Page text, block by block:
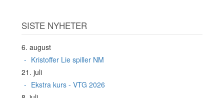
SISTE NYHETER
6. august
Kristoffer Lie spiller NM
21. juli
Ekstra kurs - VTG 2026